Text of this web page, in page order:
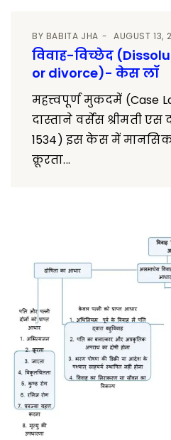
BY BABITA JHA AUGUST 13,
विवाह-विच्छेद
or divorce)- केस लॉ
महत्त्वपूर्ण मुकदमें (Case
दास्ताने वर्सेस श्रीमती एस
1534) इस केस में
क्रूरता...